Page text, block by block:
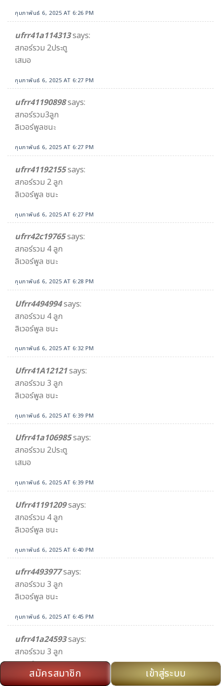
กุมภาพันธ์ 6, 2025 AT 6:26 PM
ufrr41a114313says:
สกอร์รวม 2ประตู
เสมอ
กุมภาพันธ์ 6, 2025 AT 6:27 PM
ufrr41190898says:
สกอร์รวม3ลูก
ลิเวอร์พูลชนะ
กุมภาพันธ์ 6, 2025 AT 6:27 PM
ufrr41192155says:
สกอร์รวม 2 ลูก
ลิเวอร์พูล ชนะ
กุมภาพันธ์ 6, 2025 AT 6:27 PM
ufrr42c19765says:
สกอร์รวม 4 ลูก
ลิเวอร์พูล ชนะ
กุมภาพันธ์ 6, 2025 AT 6:28 PM
Ufrr4494994says:
สกอร์รวม 4 ลูก
ลิเวอร์พูล ชนะ
กุมภาพันธ์ 6, 2025 AT 6:32 PM
Ufrr41A12121says:
สกอร์รวม 3 ลูก
ลิเวอร์พูล ชนะ
กุมภาพันธ์ 6, 2025 AT 6:39 PM
Ufrr41a106985says:
สกอร์รวม 2ประตู
เสมอ
กุมภาพันธ์ 6, 2025 AT 6:39 PM
Ufrr41191209says:
สกอร์รวม 4 ลูก
ลิเวอร์พูล ชนะ
กุมภาพันธ์ 6, 2025 AT 6:40 PM
ufrr4493977says:
สกอร์รวม 3 ลูก
ลิเวอร์พูล ชนะ
กุมภาพันธ์ 6, 2025 AT 6:45 PM
ufrr41a24593says:
สกอร์รวม 3 ลูก
ลิเวอร์พูล ชนะ
กุมภาพันธ์ 6, 2025 AT 6:53 PM
สมัครสมาชิก เข้าสู่ระบบ